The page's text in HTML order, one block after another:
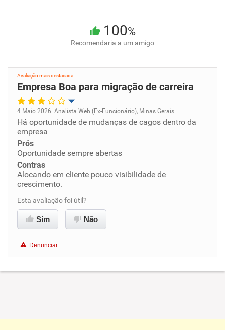
100%
Recomendaria a um amigo
Avaliação mais destacada
Empresa Boa para migração de carreira
Oportunidade de promoção
Ambiente de trabalho
Conciliação com a vida familiar
Benefícios
Recomenda esta empresa
4 Maio 2026. Analista Web (Ex-Funcionário), Minas Gerais
Há oportunidade de mudanças de cagos dentro da
empresa
Prós
Oportunidade sempre abertas
Contras
Alocando em cliente pouco visibilidade de
crescimento.
Esta avaliação foi útil?
Sim Não
Denunciar